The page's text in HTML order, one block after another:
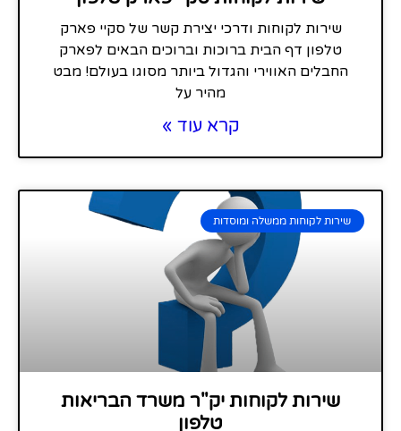
שירות לקוחות ודרכי יצירת קשר של סקיי פארק
טלפון דף הבית ברוכות וברוכים הבאים לפארק
החבלים האווירי והגדול ביותר מסוגו בעולם! מבט
מהיר על
קרא עוד »
שירות לקוחות ממשלה ומוסדות
שירות לקוחות יק"ר משרד הבריאות
טלפון